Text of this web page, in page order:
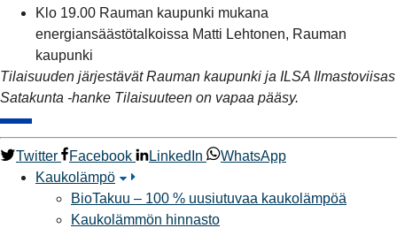
Klo 19.00 Rauman kaupunki mukana
energiansäästötalkoissa Matti Lehtonen, Rauman
kaupunki
Tilaisuuden järjestävät Rauman kaupunki ja ILSA Ilmastoviisas
Satakunta -hanke Tilaisuuteen on vapaa pääsy.
Twitter Facebook LinkedIn
WhatsApp
Kaukolämpö
BioTakuu – 100 % uusiutuvaa kaukolämpöä
Kaukolämmön hinnasto